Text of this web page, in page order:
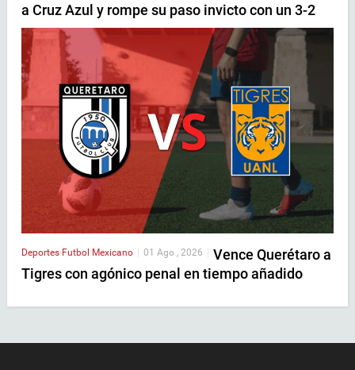
a Cruz Azul y rompe su paso invicto con un 3-2
Deportes Futbol Mexicano 01 Ago , 2026
Vence Querétaro a
Tigres con agónico penal en tiempo añadido